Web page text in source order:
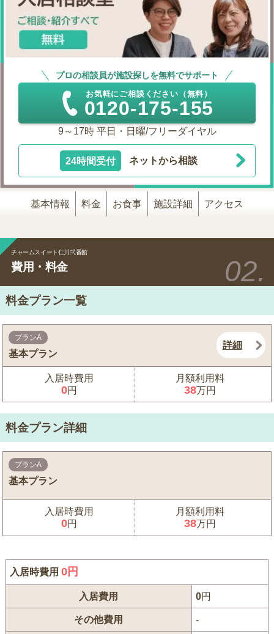
プロの相談員が施設探しを無料でサポート
お気軽にご相談ください（無料）
0120-175-155
9～17時 平日・日曜/フリーダイヤル
24時間受付 ネットから相談
基本情報 料金 お食事 施設詳細 アクセス
チャームスイート仁川弐番館
費用・料金
料金プラン一覧
プランA
基本プラン
詳細
入居時費用
0円
月額利用料
38万円
料金プラン詳細
プランA
基本プラン
入居時費用
0円
月額利用料
38万円
入居時費用0 円
入居費用 0円
その他費用 -